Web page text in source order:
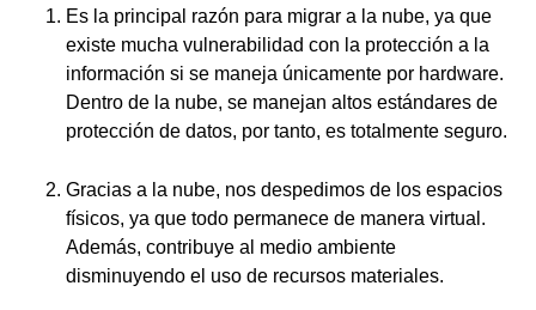
Es la principal razón para migrar a la nube, ya que
existe mucha vulnerabilidad con la protección a la
información si se maneja únicamente por hardware.
Dentro de la nube, se manejan altos estándares de
protección de datos, por tanto, es totalmente seguro.
Gracias a la nube, nos despedimos de los espacios
físicos, ya que todo permanece de manera virtual.
Además, contribuye al medio ambiente
disminuyendo el uso de recursos materiales.